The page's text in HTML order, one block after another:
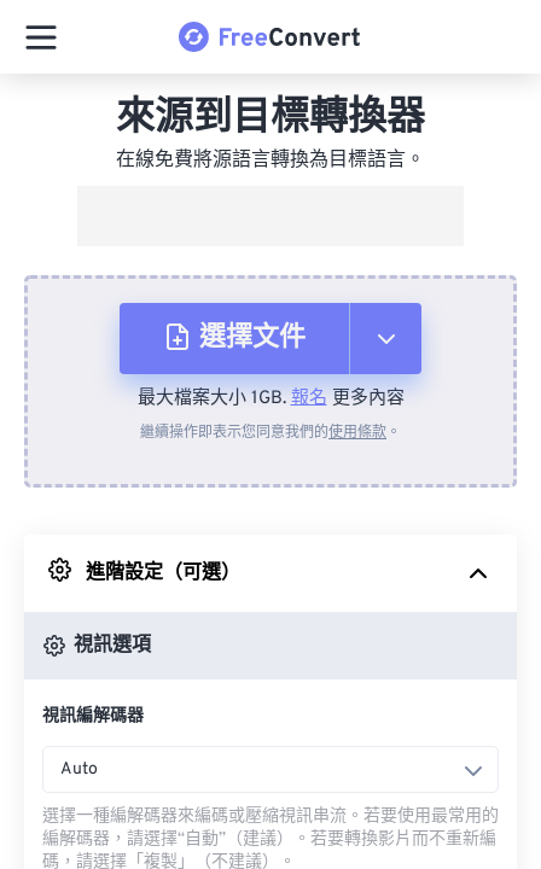
來源到目標轉換器
在線免費將源語言轉換為目標語言。
選擇文件
來自裝置
來自 Google 雲端硬碟
最大檔案大小 1GB.報名更多內容
繼續操作即表示您同意我們的使用條款 。
進階設定（可選）
視訊選項
視訊編解碼器
Auto
選擇一種編解碼器來編碼或壓縮視訊串流。若要使用最常用的
編解碼器，請選擇“自動”（建議）。若要轉換影片而不重新編
碼，請選擇「複製」（不建議）。